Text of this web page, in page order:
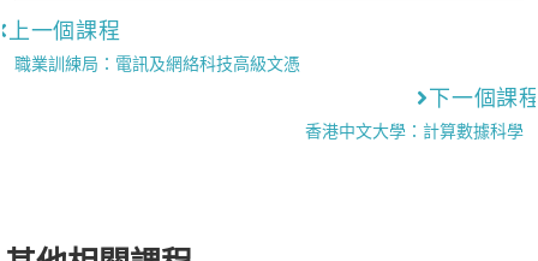
上一個課程
職業訓練局：電訊及網絡科技高級文憑
下一個課
香港中文大學：計算數據科學